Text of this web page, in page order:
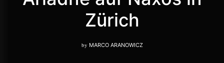
Zürich
by MARCO ARANOWICZ